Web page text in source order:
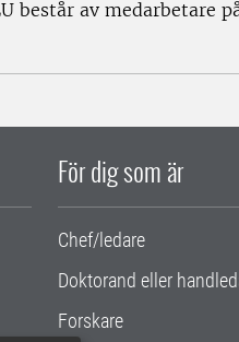
består av medarbetare
För dig som är
Chef/ledare
Doktorand eller
Forskare